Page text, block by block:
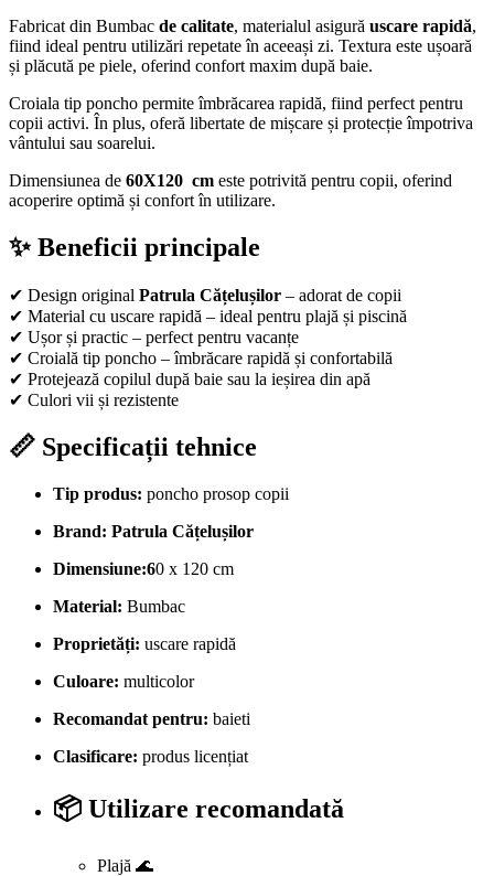
Fabricat din Bumbac de calitate, materialul asigură uscare rapidă,
fiind ideal pentru utilizări repetate în aceeași zi. Textura este ușoară
și plăcută pe piele, oferind confort maxim după baie.
Croiala tip poncho permite îmbrăcarea rapidă, fiind perfect pentru
copii activi. În plus, oferă libertate de mișcare și protecție împotriva
vântului sau soarelui.
Dimensiunea de 60X120 cm este potrivită pentru copii, oferind
acoperire optimă și confort în utilizare.
✨ Beneficii principale
✔ Design original Patrula Cățelușilor – adorat de copii
✔ Material cu uscare rapidă – ideal pentru plajă și piscină
✔ Ușor și practic – perfect pentru vacanțe
✔ Croială tip poncho – îmbrăcare rapidă și confortabilă
✔ Protejează copilul după baie sau la ieșirea din apă
✔ Culori vii și rezistente
📏 Specificații tehnice
Tip produs: poncho prosop copii
Brand: Patrula Cățelușilor
Dimensiune:60 x 120 cm
Material: Bumbac
Proprietăți: uscare rapidă
Culoare: multicolor
Recomandat pentru: baieti
Clasificare: produs licențiat
📦 Utilizare recomandată
Plajă 🌊